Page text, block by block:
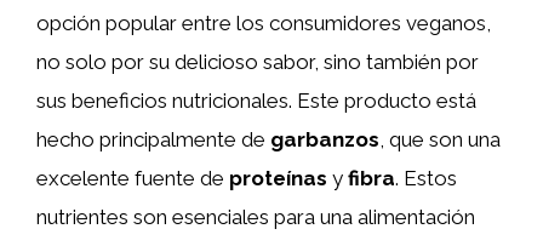
opción popular entre los consumidores veganos,
no solo por su delicioso sabor, sino también por
sus beneficios nutricionales. Este producto está
hecho principalmente de garbanzos , que son una
excelente fuente de proteínas y fibra. Estos
nutrientes son esenciales para una alimentación